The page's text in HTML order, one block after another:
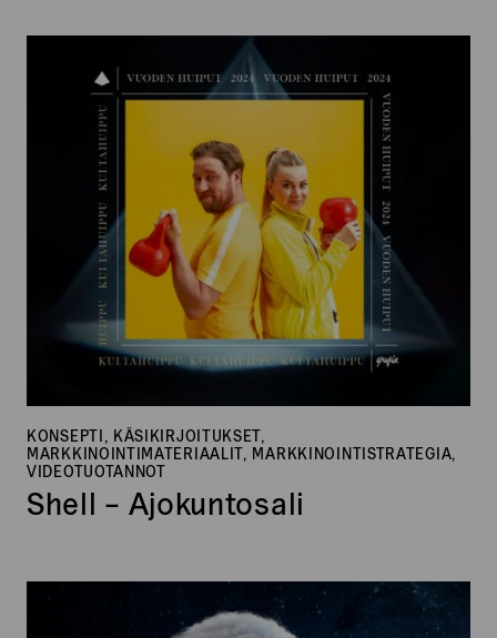
Ajokuntosali
KONSEPTI, KÄSIKIRJOITUKSET,
MARKKINOINTIMATERIAALIT, MARKKINOINTISTRATEGIA,
VIDEOTUOTANNOT
Shell – Ajokuntosali
Scifi-